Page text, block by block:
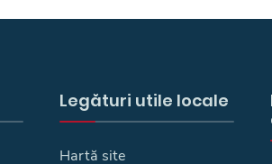
Legături utile locale
Hartă site